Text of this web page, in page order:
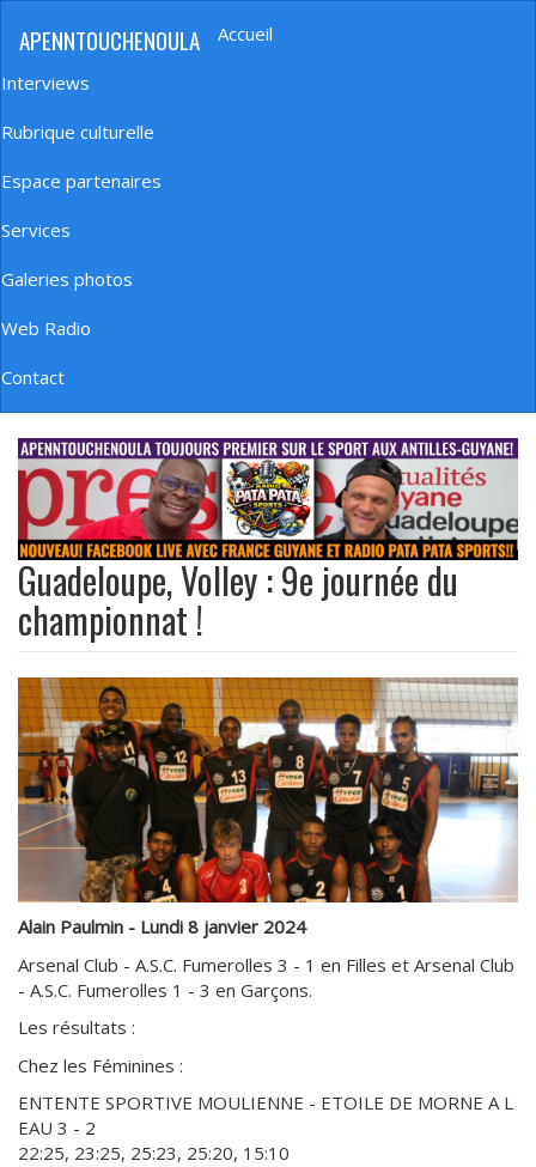
principal
APENNTOUCHENOULA
Navigation
principale
Accueil
Interviews
Rubrique culturelle
Espace partenaires
Services
Galeries photos
Web Radio
Contact
banniere_img
Guadeloupe, Volley : 9e journée du
championnat !
Alain Paulmin - Lundi 8 janvier 2024
Arsenal Club - A.S.C. Fumerolles 3 - 1 en Filles et Arsenal Club
- A.S.C. Fumerolles 1 - 3 en Garçons.
Les résultats :
Chez les Féminines :
ENTENTE SPORTIVE MOULIENNE - ETOILE DE MORNE A L
EAU 3 - 2
22:25, 23:25, 25:23, 25:20, 15:10